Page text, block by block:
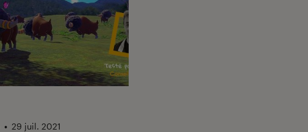
• 29 juil. 2021